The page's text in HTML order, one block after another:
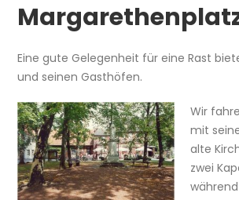
Eine gute Gelegenheit für eine Rast
und seinen Gasthöfen.
Wir
mit
alte
zwei